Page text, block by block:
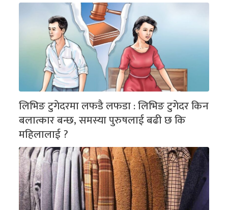
लिभिङ टुगेदरमा लफडै लफडा : लिभिङ टुगेदर किन
बलात्कार बन्छ, समस्या पुरुषलाई बढी छ कि
महिलालाई ?